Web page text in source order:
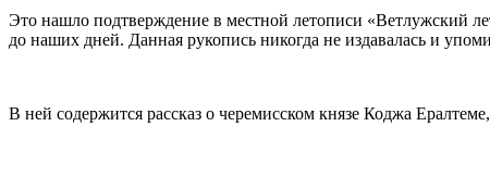
Это нашло подтверждение в местной летописи «Ветлужский
до наших дней. Данная рукопись никогда не издавалась и
В ней содержится рассказ о черемисском князе Коджа